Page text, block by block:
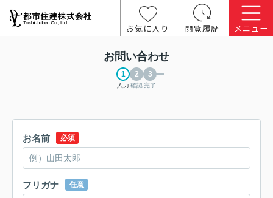
お気に入り 閲覧履歴 メニュー
お問い合わせ
入力 確認完了
お名前 必須
フリガナ 任意